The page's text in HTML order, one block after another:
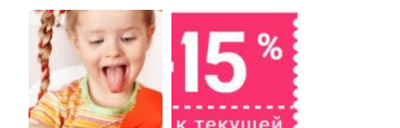
Московской области
названия школ,
садиков и домов
творчества